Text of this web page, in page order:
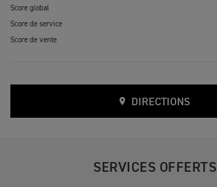
Score global
Score de service
Score de vente
DIRECTIONS
SERVICES OFFERTS